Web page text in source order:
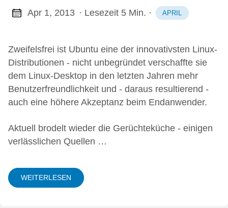
Apr 1, 2013 · Lesezeit 5 Min. · APRIL
Zweifelsfrei ist Ubuntu eine der innovativsten Linux-
Distributionen - nicht unbegründet verschaffte sie
dem Linux-Desktop in den letzten Jahren mehr
Benutzerfreundlichkeit und - daraus resultierend -
auch eine höhere Akzeptanz beim Endanwender.
Aktuell brodelt wieder die Gerüchteküche - einigen
verlässlichen Quellen …
WEITERLESEN